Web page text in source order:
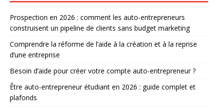
Prospection en 2026 : comment les auto-entrepreneurs
construisent un pipeline de clients sans budget marketing
Comprendre la réforme de l’aide à la création et à la reprise
d’une entreprise
Besoin d’aide pour créer votre compte auto-entrepreneur ?
Être auto-entrepreneur étudiant en 2026 : guide complet et
plafonds